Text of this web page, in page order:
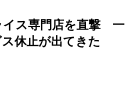
イス専門店を直撃 一
休止が出てきた